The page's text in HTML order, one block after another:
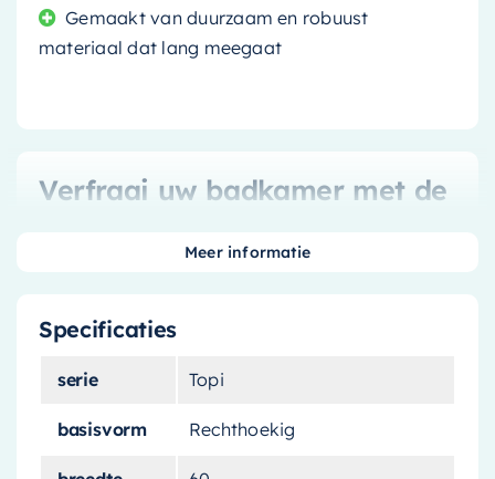
Gemaakt van duurzaam en robuust
materiaal dat lang meegaat
Verfraai uw badkamer met de
badkamer een frisse en stijlvolle uitstraling te
geven, dan is de
wat u nodig heeft. Deze prachtige waskom is
licht pastel groene kleur die een vleugje
Specificaties
serie Topi
basisvorm Rechthoekig
Meer informatie